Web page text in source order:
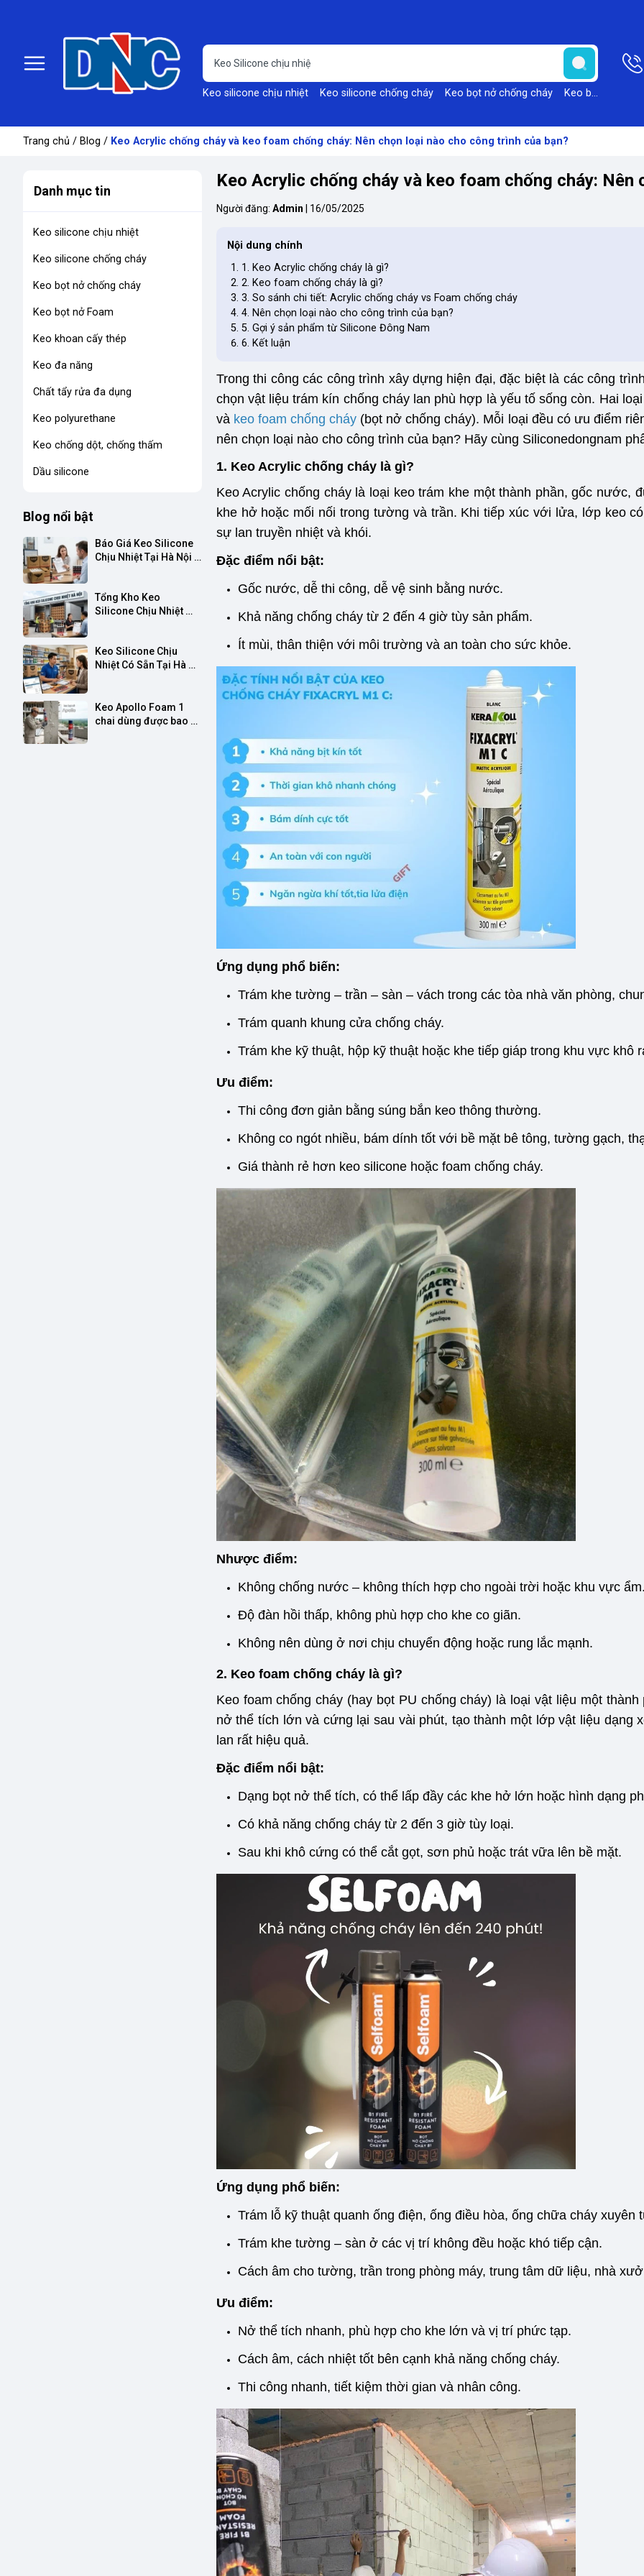
Keo silicone chịu nhiệt Keo silicone chống cháy Keo bọt nở chống cháy Keo bọt nở Foam
Trang chủ / Blog / Keo Acrylic chống cháy và keo foam chống cháy: Nên chọn loại nào cho công trình của bạn?
Keo Acrylic chống cháy và keo foam chống cháy:
Người đăng: Admin 16/05/2025
Nội dung chính
1. Keo Acrylic chống cháy là gì?
2. Keo foam chống cháy là gì?
3. So sánh chi tiết: Acrylic chống cháy vs Foam chống cháy
4. Nên chọn loại nào cho công trình của bạn?
5. Gợi ý sản phẩm từ Silicone Đông Nam
6. Kết luận
Trong thi công các công trình xây dựng hiện đại, đặc biệt là các công
chọn vật liệu trám kín chống cháy lan phù hợp là yếu tố sống còn. Hai
và keo foam chống cháy (bọt nở chống cháy). Mỗi loại đều có ưu điểm
nên chọn loại nào cho công trình của bạn? Hãy cùng Siliconedongnam
1. Keo Acrylic chống cháy là gì?
Keo Acrylic chống cháy là loại keo trám khe một thành phần, gốc nước,
khe hở hoặc mối nối trong tường và trần. Khi tiếp xúc với lửa, lớp keo
sự lan truyền nhiệt và khói.
Đặc điểm nổi bật:
Gốc nước, dễ thi công, dễ vệ sinh bằng nước.
Khả năng chống cháy từ 2 đến 4 giờ tùy sản phẩm.
Ít mùi, thân thiện với môi trường và an toàn cho sức khỏe.
Ứng dụng phổ biến:
Trám khe tường – trần – sàn – vách trong các tòa nhà văn phòng,
Trám quanh khung cửa chống cháy.
Trám khe kỹ thuật, hộp kỹ thuật hoặc khe tiếp giáp trong khu vực khô
Ưu điểm:
Thi công đơn giản bằng súng bắn keo thông thường.
Không co ngót nhiều, bám dính tốt với bề mặt bê tông, tường gạch,
Giá thành rẻ hơn keo silicone hoặc foam chống cháy.
Nhược điểm:
Không chống nước – không thích hợp cho ngoài trời hoặc khu vực
Độ đàn hồi thấp, không phù hợp cho khe co giãn.
Không nên dùng ở nơi chịu chuyển động hoặc rung lắc mạnh.
2. Keo foam chống cháy là gì?
Keo foam chống cháy (hay bọt PU chống cháy) là loại vật liệu một
nở thể tích lớn và cứng lại sau vài phút, tạo thành một lớp vật liệu dạng
lan rất hiệu quả.
Đặc điểm nổi bật:
Dạng bọt nở thể tích, có thể lấp đầy các khe hở lớn hoặc hình dạng
Có khả năng chống cháy từ 2 đến 3 giờ tùy loại.
Sau khi khô cứng có thể cắt gọt, sơn phủ hoặc trát vữa lên bề mặt.
Ứng dụng phổ biến:
Trám lỗ kỹ thuật quanh ống điện, ống điều hòa, ống chữa cháy xuyên
Trám khe tường – sàn ở các vị trí không đều hoặc khó tiếp cận.
Cách âm cho tường, trần trong phòng máy, trung tâm dữ liệu, nhà
Ưu điểm:
Nở thể tích nhanh, phù hợp cho khe lớn và vị trí phức tạp.
Cách âm, cách nhiệt tốt bên cạnh khả năng chống cháy.
Thi công nhanh, tiết kiệm thời gian và nhân công.
Danh mục tin
Keo silicone chịu nhiệt
Keo silicone chống cháy
Keo bọt nở chống cháy
Keo bọt nở Foam
Keo khoan cấy thép
Keo đa năng
Chất tẩy rửa đa dụng
Keo polyurethane
Keo chống dột, chống thấm
Dầu silicone
Blog nổi bật
Báo Giá Keo Silicone
Chịu Nhiệt Tại Hà Nội
Bắc
Tổng Kho Keo
Silicone Chịu Nhiệt
Miền Bắc
Keo Silicone Chịu
Nhiệt Có Sẵn Tại Hà
Miền Trung
Keo Apollo Foam 1
chai dùng được bao